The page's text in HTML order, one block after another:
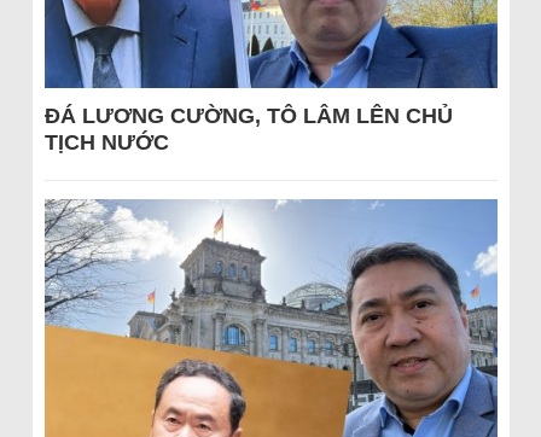
ĐÁ LƯƠNG CƯỜNG, TÔ LÂM LÊN CHỦ
TỊCH NƯỚC